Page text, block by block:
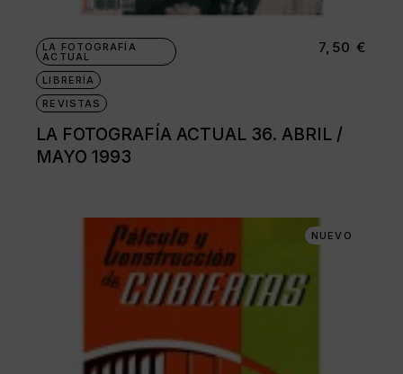
LA FOTOGRAFÍA
ACTUAL
LIBRERÍA
REVISTAS
LA FOTOGRAFÍA ACTUAL 36. ABRIL /
MAYO 1993
7,50 €
NUEVO